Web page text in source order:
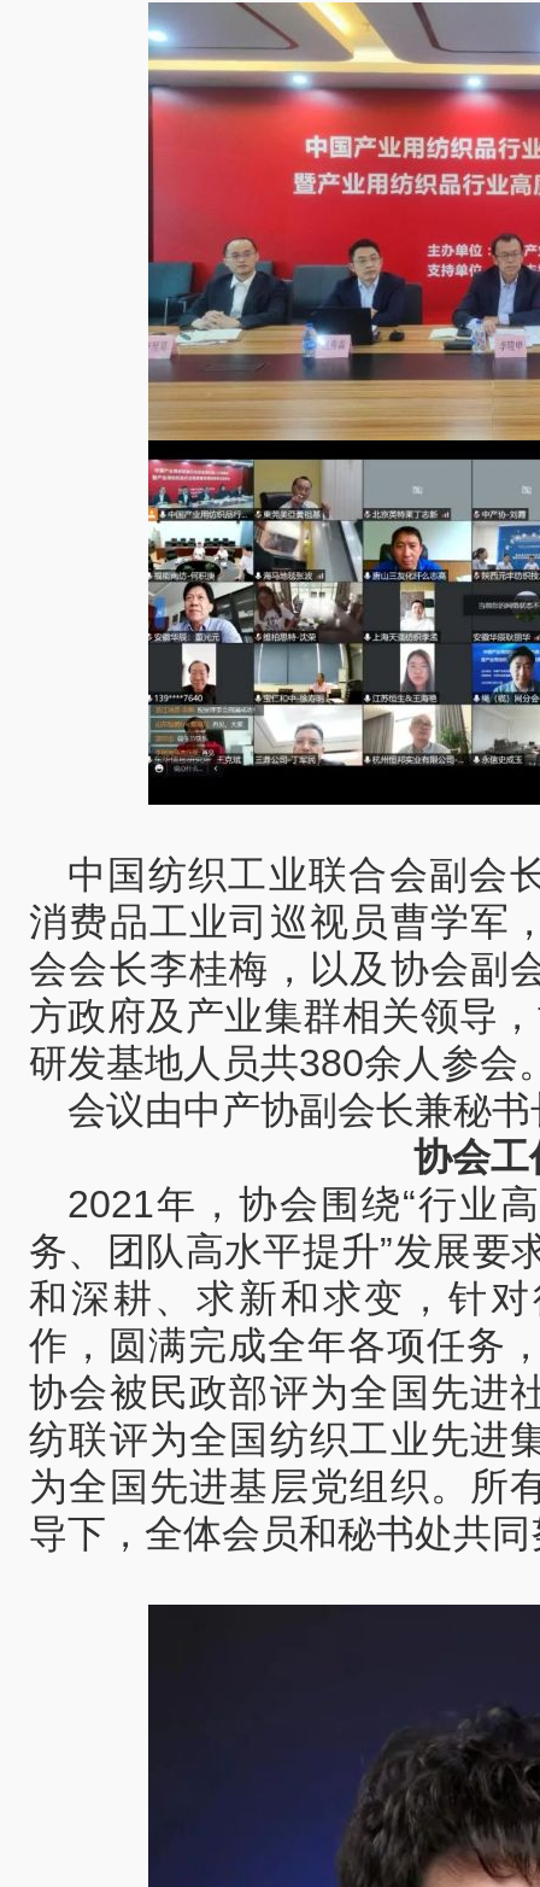
中国纺织工业联合会副会
消费品工业司巡视员曹学军
会会长李桂梅，以及协会副
方政府及产业集群相关领导
研发基地人员共380余人参会
会议由中产协副会长兼秘
协会工
2021年，协会围绕“行业
务、团队高水平提升”发展要
和深耕、求新和求变，针
作，圆满完成全年各项任务
协会被民政部评为全国先进
纺联评为全国纺织工业先进
为全国先进基层党组织。所
导下，全体会员和秘书处共